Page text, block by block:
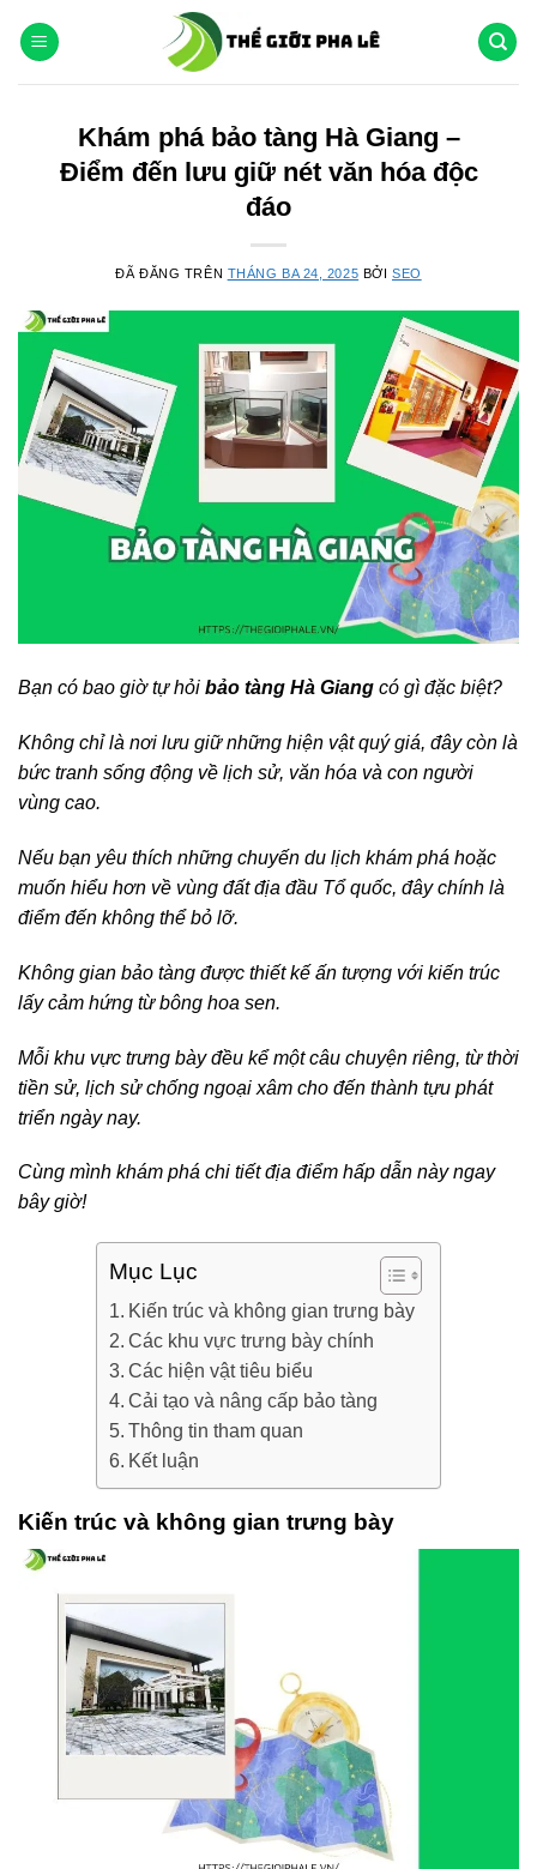
đến
Khám phá bảo tàng Hà Giang –
Điểm đến lưu giữ nét văn hóa độc
đáo
ĐÃ ĐĂNG TRÊN THÁNG BA 24, 2025 BỞI SEO
Bạn có bao giờ tự hỏi bảo tàng Hà Giang có gì đặc biệt?
Không chỉ là nơi lưu giữ những hiện vật quý giá, đây còn là
bức tranh sống động về lịch sử, văn hóa và con người
vùng cao.
Nếu bạn yêu thích những chuyến du lịch khám phá hoặc
muốn hiểu hơn về vùng đất địa đầu Tổ quốc, đây chính là
điểm đến không thể bỏ lỡ.
Không gian bảo tàng được thiết kế ấn tượng với kiến trúc
lấy cảm hứng từ bông hoa sen.
Mỗi khu vực trưng bày đều kể một câu chuyện riêng, từ thời
tiền sử, lịch sử chống ngoại xâm cho đến thành tựu phát
triển ngày nay.
Cùng mình khám phá chi tiết địa điểm hấp dẫn này ngay
bây giờ!
Mục Lục
Kiến trúc và không gian trưng bày
Các khu vực trưng bày chính
Các hiện vật tiêu biểu
Cải tạo và nâng cấp bảo tàng
Thông tin tham quan
Kết luận
Kiến trúc và không gian trưng bày